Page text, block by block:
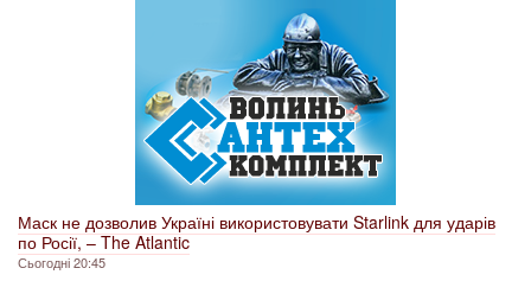
Маск не дозволив Україні використовувати Starlink для ударів
по Росії, – The Atlantic
Сьогодні 20:45